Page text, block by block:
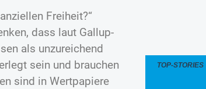
Freiheit?“
dass laut Gallup-
als unzureichend
sein und brauchen
sind in Wertpapiere
TOP-STORIES